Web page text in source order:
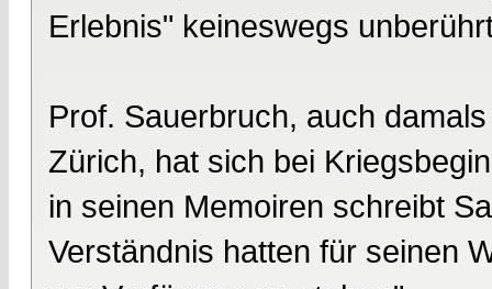
Erlebnis" keineswegs
Prof. Sauerbruch, auch
Zürich, hat sich bei
in seinen Memoiren schreibt
Verständnis hatten für seinen